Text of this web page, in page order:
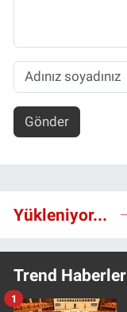
Gönder
Yükleniyor...
Trend Haberler
1